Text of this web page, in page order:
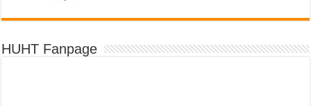
HUHT Fanpage